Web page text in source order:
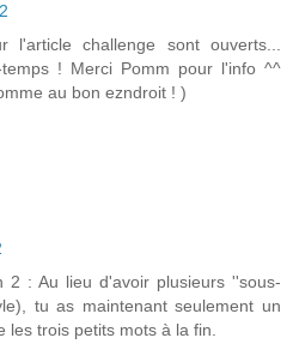
l'article challenge sont ouverts...
! Merci Pomm pour l'info ^^
au bon ezndroit ! )
2 : Au lieu d'avoir plusieurs ''sous-
tu as maintenant seulement un
les trois petits mots à la fin.